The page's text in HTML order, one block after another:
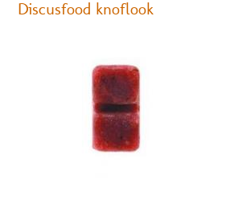
Discusfood knoflook